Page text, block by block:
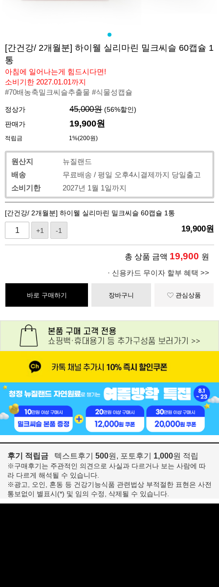
[간건강/ 2개월분] 하이웰 실리마린 밀크씨슬 60캡슐 1
통
아침에 일어나는게 힘드시다면!
소비기한 2027.01.01까지
#70배농축밀크씨슬추출물 #식물성캡슐
정상가 45,000원 (56%할인)
판매가
19,900원
적립금 1%(200원)
원산지
뉴질랜드
배송
무료배송 / 평일 오후4시결제까지 당일출고
소비기한
2027년 1월 1일까지
[간건강/ 2개월분] 하이웰 실리마린 밀크씨슬 60캡슐 1통
+1 -1 19,900원
총 상품 금액 19,900 원
· 신용카드 무이자 할부 혜택 >>
바로 구매하기 장바구니 관심상품
후기 적립금 텍스트후기 500원, 포토후기 1,000원 적립
※구매후기는 주관적인 의견으로 사실과 다르거나 보는 사람에 따
라 다르게 해석될 수 있습니다.
※광고, 오인, 혼동 등 건강기능식품 관련법상 부적절한 표현은 사전
통보없이 별표시(*) 및 임의 수정, 삭제될 수 있습니다.